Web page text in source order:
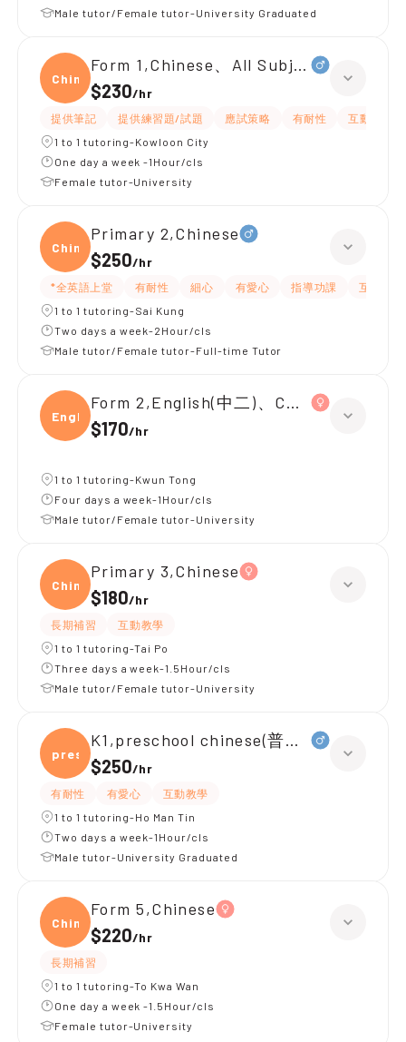
Male tutor/Female tutor-University Graduated
Chine
Form 1,Chinese、All Subjects
$230/hr
提供筆記 提供練習題/試題 應試策略 有耐性
互動教學
1 to 1 tutoring-Kowloon City
One day a week -1Hour/cls
Female tutor-University
Chine
Primary 2,Chinese
$250/hr
*全英語上堂 有耐性 細心 有愛心 指導功課
互動教學
1 to 1 tutoring-Sai Kung
Two days a week-2Hour/cls
Male tutor/Female tutor-Full-time Tutor
Engli
Form 2,English(中二)、Chinese(中二)
$170/hr
1 to 1 tutoring-Kwun Tong
Four days a week-1Hour/cls
Male tutor/Female tutor-University
Chine
Primary 3,Chinese
$180/hr
長期補習
互動教學
1 to 1 tutoring-Tai Po
Three days a week-1.5Hour/cls
Male tutor/Female tutor-University
presc
K1,preschool chinese(普通話)
$250/hr
有耐性 有愛心
互動教學
1 to 1 tutoring-Ho Man Tin
Two days a week-1Hour/cls
Male tutor-University Graduated
Chine
Form 5,Chinese
$220/hr
長期補習
1 to 1 tutoring-To Kwa Wan
One day a week -1.5Hour/cls
Female tutor-University